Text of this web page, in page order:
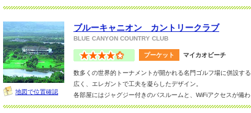
基本のデラックスルームにはお部屋からの景色によって料金が
これだけ規模の大きいホテルなので、お食事からレジャー、ビ
る。
子供用のスライダーもある、合計５つのプールがあります！
日本人スタッフへの直通ダイアルなど言葉の面でも安心です。
地図で位置確認
ブルーキャニオン カントリークラブ
BLUE CANYON COUNTRY CLUB
数多くの世界的トーナメントが開かれる名門ゴルフ場に併設す
広く、エレガントで工夫を凝らしたデザイン。
各部屋にはジャグジー付きのバスルームと、WiFiアクセスが備
ジャグジーで疲れを癒したり、キャニオンコースでプレイして
プーケット マイカオビーチ